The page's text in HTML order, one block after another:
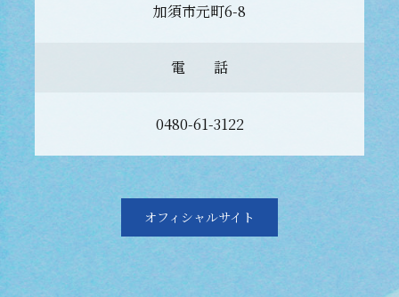
加須市元町6-8
電 話
0480-61-3122
オフィシャルサイト